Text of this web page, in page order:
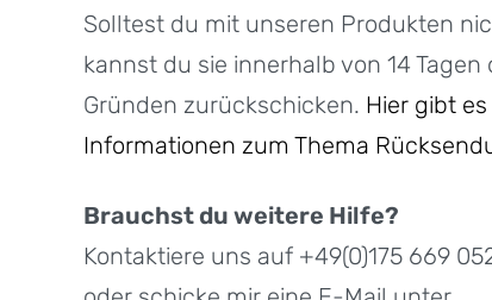
Solltest du mit unseren Produkten
kannst du sie innerhalb von 14 Tagen
Gründen zurückschicken. Hier gibt
Informationen zum Thema
Brauchst du weitere Hilfe?
Kontaktiere uns auf +49(0)175 669